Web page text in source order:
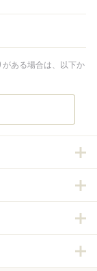
ある場合は、以下か